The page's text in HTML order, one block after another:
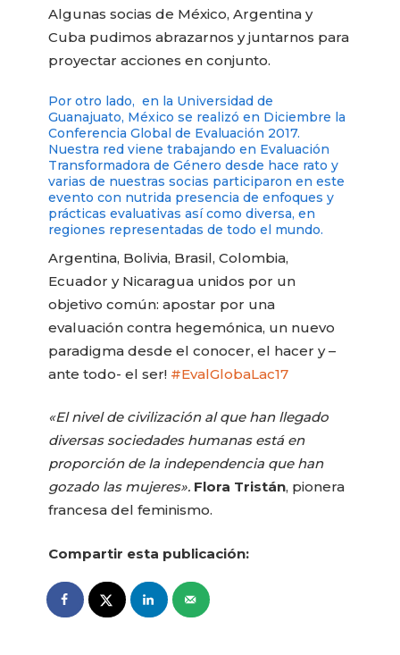
Algunas socias de México, Argentina y
Cuba pudimos abrazarnos y juntarnos para
proyectar acciones en conjunto.
Por otro lado, en la Universidad de
Guanajuato, México se realizó en Diciembre la
Conferencia Global de Evaluación 2017.
Nuestra red viene trabajando en Evaluación
Transformadora de Género desde hace rato y
varias de nuestras socias participaron en este
evento con nutrida presencia de enfoques y
prácticas evaluativas así como diversa, en
regiones representadas de todo el mundo.
Argentina, Bolivia, Brasil, Colombia,
Ecuador y Nicaragua unidos por un
objetivo común: apostar por una
evaluación contra hegemónica, un nuevo
paradigma desde el conocer, el hacer y –
ante todo- el ser! #EvalGlobaLac17
«El nivel de civilización al que han llegado
diversas sociedades humanas está en
proporción de la independencia que han
gozado las mujeres». Flora Tristán, pionera
francesa del feminismo.
Compartir esta publicación: